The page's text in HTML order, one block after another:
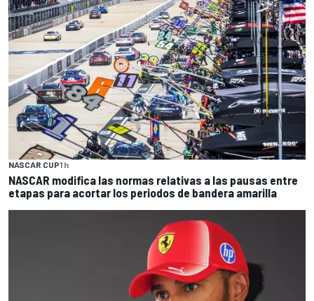
NASCAR CUP1 h
NASCAR modifica las normas relativas a las pausas entre
etapas para acortar los periodos de bandera amarilla